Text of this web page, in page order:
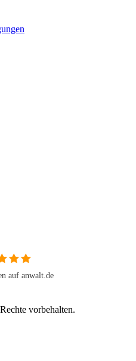
auf anwalt.de
vorbehalten.